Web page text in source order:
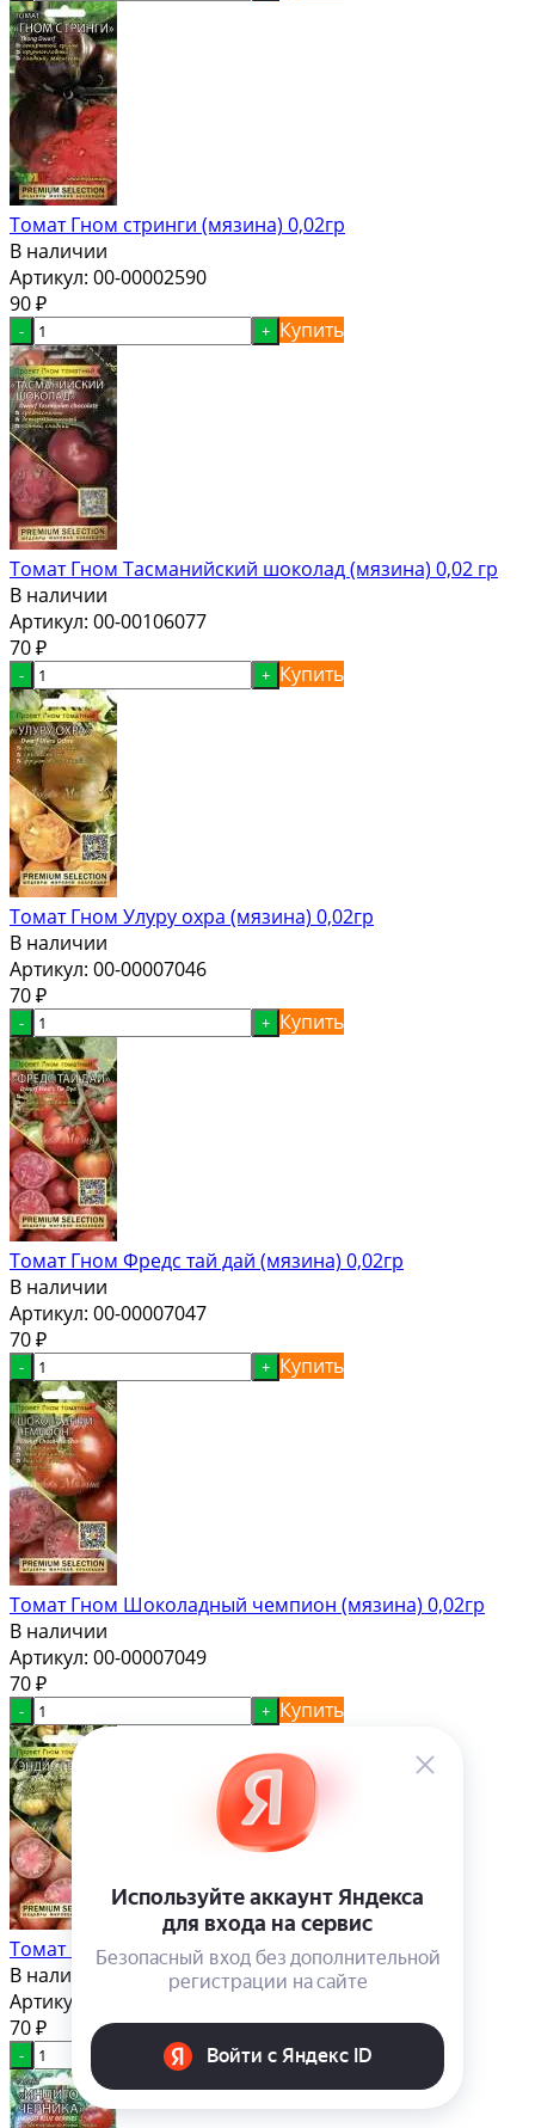
Томат Гном стринги (мязина) 0,02гр
В наличии
Артикул: 00-00002590
90 ₽
- + Купить
Томат Гном Тасманийский шоколад (мязина) 0,02 гр
В наличии
Артикул: 00-00106077
70 ₽
- + Купить
Томат Гном Улуру охра (мязина) 0,02гр
В наличии
Артикул: 00-00007046
70 ₽
- + Купить
Томат Гном Фредс тай дай (мязина) 0,02гр
В наличии
Артикул: 00-00007047
70 ₽
- + Купить
Томат Гном Шоколадный чемпион (мязина) 0,02гр
В наличии
Артикул: 00-00007049
70 ₽
- + Купить
Томат Гном Энди страйп (мязина) 0,02гр
В наличии
Артикул:
00-00007050
70 ₽
- + Купить